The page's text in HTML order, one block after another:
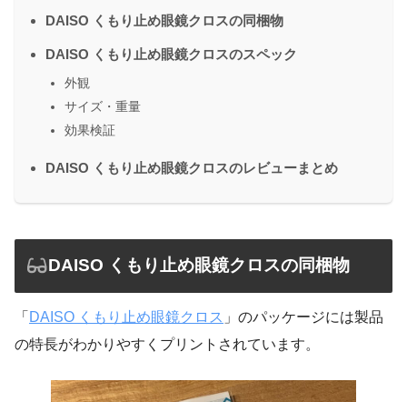
DAISO くもり止め眼鏡クロスの同梱物
DAISO くもり止め眼鏡クロスのスペック
外観
サイズ・重量
効果検証
DAISO くもり止め眼鏡クロスのレビューまとめ
DAISO くもり止め眼鏡クロスの同梱物
「 DAISO くもり止め眼鏡クロス 」のパッケージには製品
の特長がわかりやすくプリントされています。